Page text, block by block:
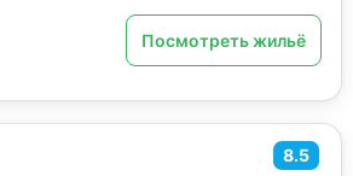
Посмотреть жильё
8.5